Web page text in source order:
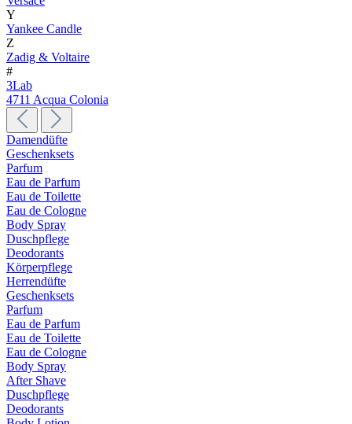
Y
Yankee Candle
Z
Zadig & Voltaire
#
3Lab
4711 Acqua Colonia
Damendüfte
Geschenksets
Parfum
Eau de Parfum
Eau de Toilette
Eau de Cologne
Body Spray
Duschpflege
Deodorants
Körperpflege
Herrendüfte
Geschenksets
Parfum
Eau de Parfum
Eau de Toilette
Eau de Cologne
Body Spray
After Shave
Duschpflege
Deodorants